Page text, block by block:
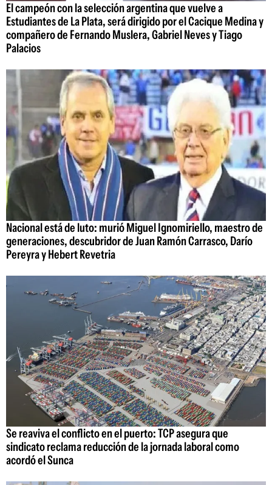
El campeón con la selección argentina que vuelve a
Estudiantes de La Plata, será dirigido por el Cacique Medina y
compañero de Fernando Muslera, Gabriel Neves y Tiago
Palacios
Nacional está de luto: murió Miguel Ignomiriello, maestro de
generaciones, descubridor de Juan Ramón Carrasco, Darío
Pereyra y Hebert Revetria
Se reaviva el conflicto en el puerto: TCP asegura que
sindicato reclama reducción de la jornada laboral como
acordó el Sunca